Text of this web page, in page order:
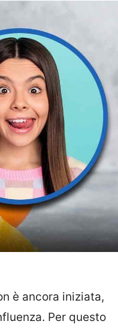
è ancora iniziata,
Per questo